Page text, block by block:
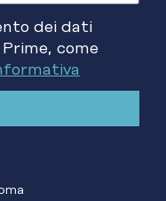
dei dati
come